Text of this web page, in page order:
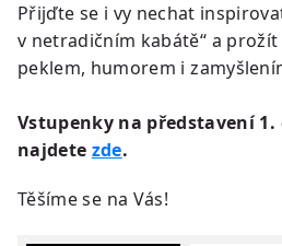
Přijďte se i vy nechat
v netradičním kabátě“ a
peklem, humorem i
Vstupenky na představení 1.
najdete zde.
Těšíme se na Vás!